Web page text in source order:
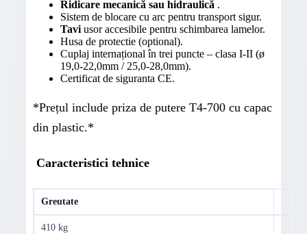
Ridicare mecanică sau hidraulică .
Sistem de blocare cu arc pentru transport sigur.
Taviusor accesibile pentru schimbarea lamelor.
Husa de protectie (optional).
Cuplaj internațional în trei puncte – clasa I-II (ø
19,0-22,0mm / 25,0-28,0mm).
Certificat de siguranta CE.
*Prețul include priza de putere T4-700 cu capac
din plastic.*
Caracteristici tehnice
Greutate
410 kg